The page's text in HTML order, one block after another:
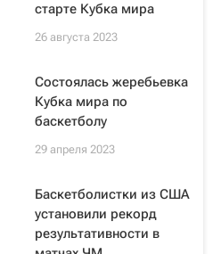
старте Кубка мира
26 августа 2023
Состоялась жеребьевка
Кубка мира по
баскетболу
29 апреля 2023
Баскетболистки из США
установили рекорд
результативности в